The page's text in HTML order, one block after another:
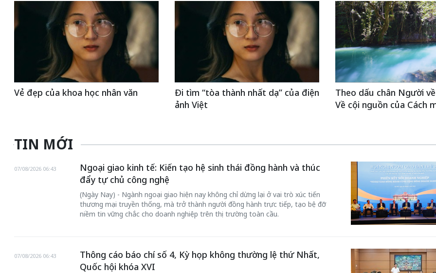
Vẻ đẹp của khoa học nhân văn
Đi tìm “tòa thành nhất dạ” của điện
ảnh Việt
Theo dấu chân Người
Về cội nguồn của Cách
TIN MỚI
Ngoại giao kinh tế: Kiến tạo hệ sinh thái đồng hành và thúc
đẩy tự chủ công nghệ
07/08/2026 06:43
(Ngày Nay) - Ngành ngoại giao hiện nay không chỉ dừng lại ở vai trò xúc tiến
thương mại truyền thống, mà trở thành người đồng hành trực tiếp, tạo bệ đỡ
niềm tin vững chắc cho doanh nghiệp trên thị trường toàn cầu.
Thông cáo báo chí số 4, Kỳ họp không thường lệ thứ Nhất,
Quốc hội khóa XVI
07/08/2026 06:43